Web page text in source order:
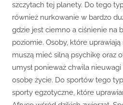
szczytach tej planety. Do tego
również nurkowanie w bardzo
gdzie jest ciemno a ciśnienie na
poziomie. Osoby, które
muszą mieć silną psychikę oraz
umysł ponieważ chwila
osobę życie. Do sportów tego
sporty egzotyczne, które